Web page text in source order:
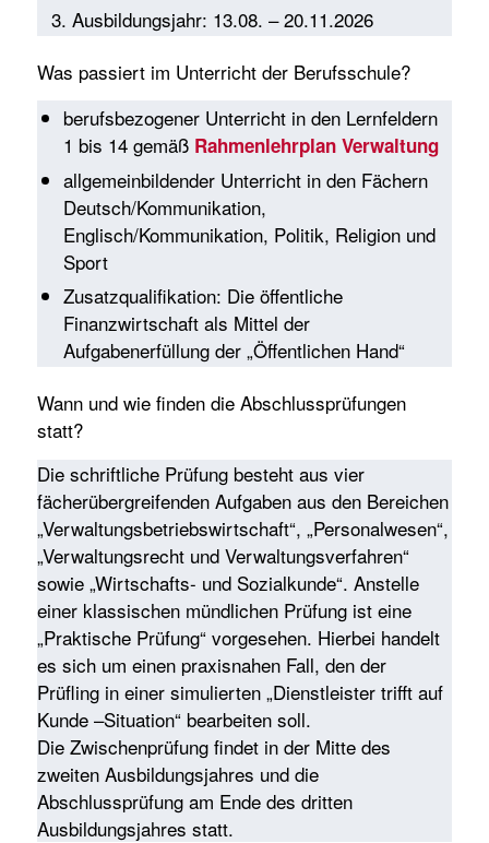
Ausbildungsjahr: 13.08. – 20.11.2026
Was passiert im Unterricht der Berufsschule?
berufsbezogener Unterricht in den Lernfeldern
1 bis 14 gemäß Rahmenlehrplan Verwaltung
allgemeinbildender Unterricht in den Fächern
Deutsch/Kommunikation,
Englisch/Kommunikation, Politik, Religion und
Sport
Zusatzqualifikation: Die öffentliche
Finanzwirtschaft als Mittel der
Aufgabenerfüllung der „Öffentlichen Hand“
Wann und wie finden die Abschlussprüfungen
statt?
Die schriftliche Prüfung besteht aus vier
fächerübergreifenden Aufgaben aus den Bereichen
„Verwaltungsbetriebswirtschaft“, „Personalwesen“,
„Verwaltungsrecht und Verwaltungsverfahren“
sowie „Wirtschafts- und Sozialkunde“. Anstelle
einer klassischen mündlichen Prüfung ist eine
„Praktische Prüfung“ vorgesehen. Hierbei handelt
es sich um einen praxisnahen Fall, den der
Prüfling in einer simulierten „Dienstleister trifft auf
Kunde –Situation“ bearbeiten soll.
Die Zwischenprüfung findet in der Mitte des
zweiten Ausbildungsjahres und die
Abschlussprüfung am Ende des dritten
Ausbildungsjahres statt.